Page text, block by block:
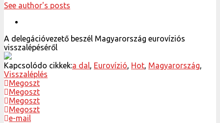
See author's posts
A delegációvezető beszél Magyarország eurovíziós
visszalépéséről
Kapcsolódo cikkek:a dal, Eurovízió, Hot, Magyarország,
Visszaléplés
Megoszt
Megoszt
Megoszt
Megoszt
e-mail